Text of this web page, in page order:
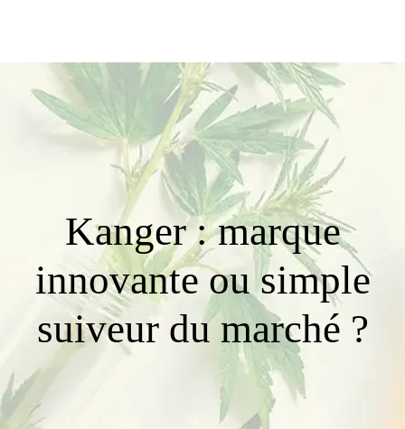
Kanger : marque
innovante ou simple
suiveur du marché ?